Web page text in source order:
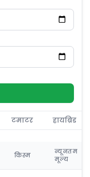
टमाटर हायब्रिड
किस्म
न्यूनतम
मूल्य